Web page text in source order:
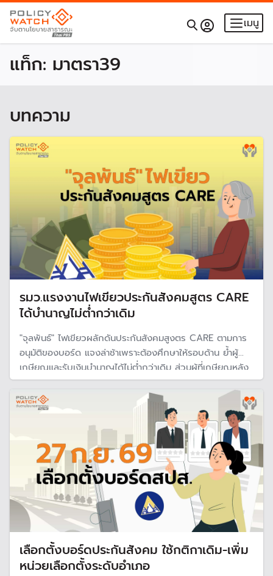
เมนู
แท็ก: มาตรา39
บทความ
รมว.แรงงานไฟเขียวประกันสังคมสูตร CARE
ได้บำนาญไม่ต่ำกว่าเดิม
"จุลพันธ์" ไฟเขียวผลักดันประกันสังคมสูงตร CARE ตามการ
อนุมัติของบอร์ด แจงล่าช้าเพราะต้องศึกษาให้รอบด้าน ย้ำผู้
เกษียณและรับเงินบำนาญได้ไม่ต่ำกว่าเดิม ส่วนผู้ที่เกษียณหลัง
บังคับใช้ 5 ปี อาจจะได้ลดลง แต่จะได้รับการชดเชย 5 ปี จน
เข้าสู่ปีที่ 6 เข้าระบบใหม่เต็มรูปแบบ
เลือกตั้งบอร์ดประกันสังคม ใช้กติกาเดิม-เพิ่ม
หน่วยเลือกตั้งระดับอำเภอ